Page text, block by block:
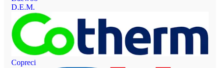
D.E.M.
Copreci